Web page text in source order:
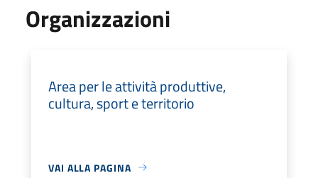
Organizzazioni
Area per le attività produttive,
cultura, sport e territorio
VAI ALLA PAGINA